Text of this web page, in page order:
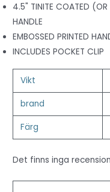
4.5" TINITE COATED (OR
HANDLE
EMBOSSED PRINTED
INCLUDES POCKET CLIP
Vikt
brand
Färg
Det finns inga